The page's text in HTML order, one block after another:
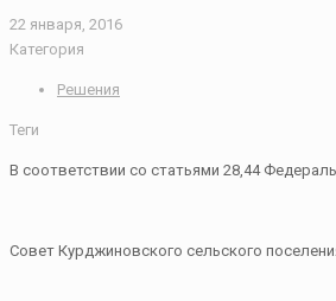
22 января, 2016
Категория
Решения
Теги
В соответствии со статьями 28,44
Совет Курджиновского сельского